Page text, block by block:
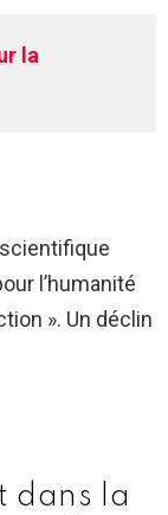
la
l’humanité
». Un déclin
dans la